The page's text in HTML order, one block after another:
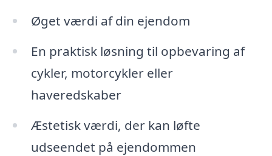
Øget værdi af din ejendom
En praktisk løsning til opbevaring af
cykler, motorcykler eller
haveredskaber
Æstetisk værdi, der kan løfte
udseendet på ejendommen